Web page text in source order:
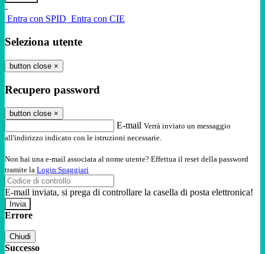
-
Entra con SPID Entra con CIE
Seleziona utente
button close ×
Recupero password
button close ×
E-mail Verrà inviato un messaggio
all'indirizzo indicato con le istruzioni necessarie.
Non hai una e-mail associata al nome utente? Effettua il reset della password
tramite la Login Spaggiari
E-mail inviata, si prega di controllare la casella di posta elettronica!
Errore
Chiudi
Successo